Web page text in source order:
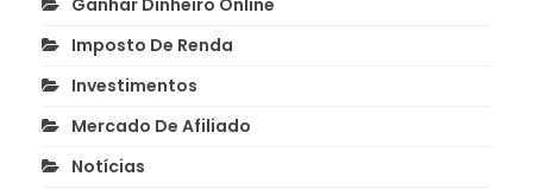
Ganhar Dinheiro Online
Imposto De Renda
Investimentos
Mercado De Afiliado
Notícias